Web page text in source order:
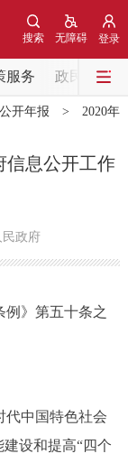
登录
无障碍
搜索
服务 政民互动
中央部委动态
部门动态
政策服务
开年报 > 2020年
信息公开工作
民政府
》第五十条之
中国特色社会
设和提高“四个